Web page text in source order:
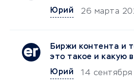
Юрий
26 марта
Биржи контента и
это такое и какую
Юрий
14